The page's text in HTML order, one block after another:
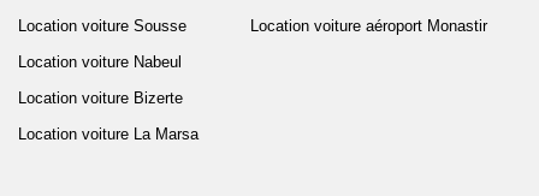
Location voiture Sousse
Location voiture Nabeul
Location voiture Bizerte
Location voiture La Marsa
Location voiture aéroport Monastir